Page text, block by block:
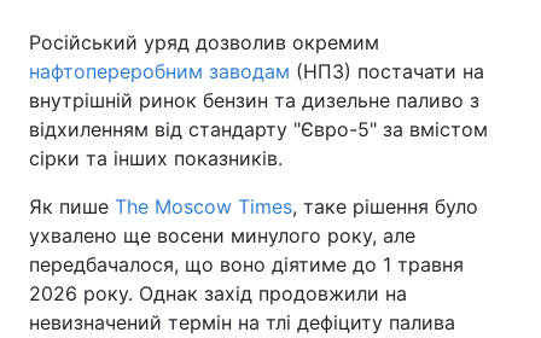
Російський уряд дозволив окремим
нафтопереробним заводам (НПЗ) постачати на
внутрішній ринок бензин та дизельне паливо з
відхиленням від стандарту "Євро-5" за вмістом
сірки та інших показників.
Як пише The Moscow Times, таке рішення було
ухвалено ще восени минулого року, але
передбачалося, що воно діятиме до 1 травня
2026 року. Однак захід продовжили на
невизначений термін на тлі дефіциту палива